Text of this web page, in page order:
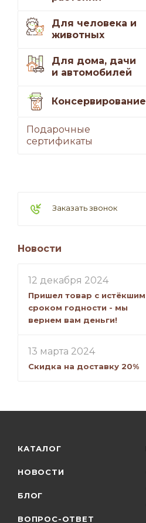
Для человека и
животных
Для дома, дачи
и автомобилей
Консервирование
Подарочные
сертификаты
Заказать звонок
Новости
12 декабря 2024
Пришел товар с истёкшим
сроком годности - мы
вернем вам деньги!
13 марта 2024
Скидка на доставку 20%
КАТАЛОГ
НОВОСТИ
БЛОГ
ВОПРОС-ОТВЕТ